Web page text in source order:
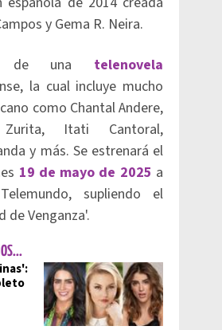
y Gema R. Neira.
de una telenovela
la cual incluye mucho
como Chantal Andere,
Zurita, Itati Cantoral,
y más. Se estrenará el
19 de mayo de 2025 a
supliendo el
de Venganza'.